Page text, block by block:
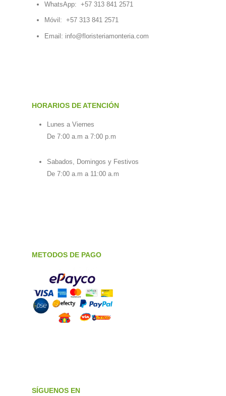
WhatsApp: +57 313 841 2571
Móvil: +57 313 841 2571
Email: info@floristeriamonteria.com
HORARIOS DE ATENCIÓN
Lunes a Viernes
De 7:00 a.m a 7:00 p.m
Sabados, Domingos y Festivos
De 7:00 a.m a 11:00 a.m
METODOS DE PAGO
SÍGUENOS EN